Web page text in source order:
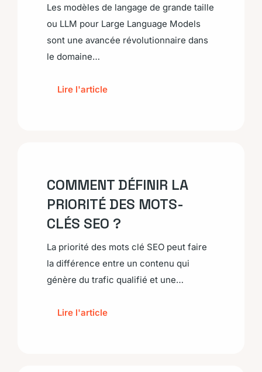
Les modèles de langage de grande taille
ou LLM pour Large Language Models
sont une avancée révolutionnaire dans
le domaine…
Lire l'article
COMMENT DÉFINIR LA
PRIORITÉ DES MOTS-
CLÉS SEO ?
La priorité des mots clé SEO peut faire
la différence entre un contenu qui
génère du trafic qualifié et une…
Lire l'article